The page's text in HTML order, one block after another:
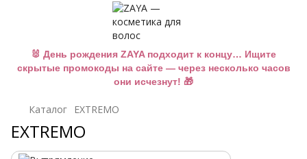
🐰 День рождения ZAYA подходит к концу… Ищите
скрытые промокоды на сайте — через несколько часов
они исчезнут! 🎁
Каталог EXTREMO
EXTREMO